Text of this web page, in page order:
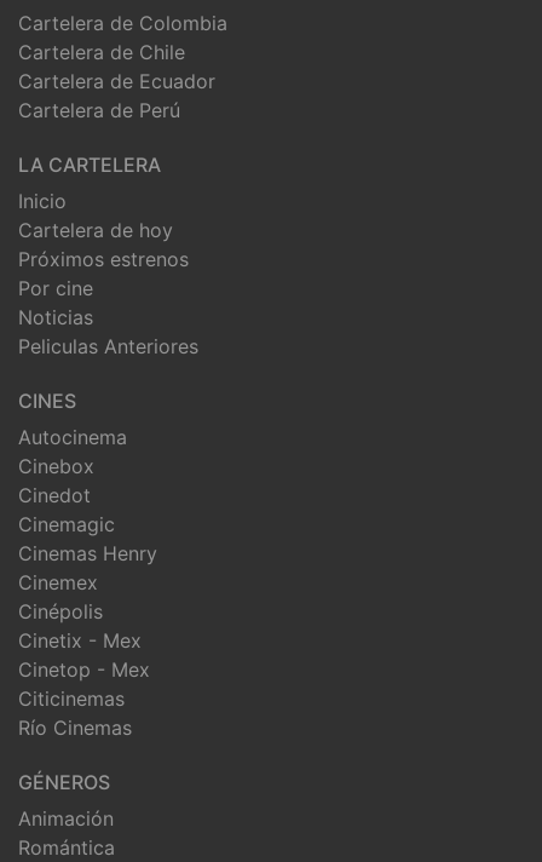
Cartelera de Colombia
Cartelera de Chile
Cartelera de Ecuador
Cartelera de Perú
LA CARTELERA
Inicio
Cartelera de hoy
Próximos estrenos
Por cine
Noticias
Peliculas Anteriores
CINES
Autocinema
Cinebox
Cinedot
Cinemagic
Cinemas Henry
Cinemex
Cinépolis
Cinetix - Mex
Cinetop - Mex
Citicinemas
Río Cinemas
GÉNEROS
Animación
Romántica